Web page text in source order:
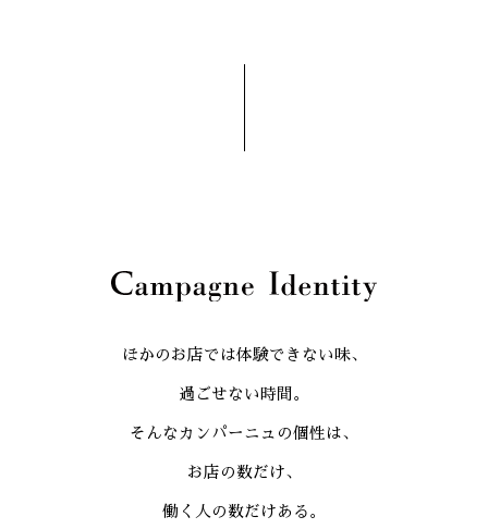
ほかのお店では体験できない味、
過ごせない時間。
そんなカンパーニュの個性は、
お店の数だけ、
働く人の数だけある。